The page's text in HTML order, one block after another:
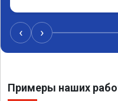
‹ ›
Примеры наших